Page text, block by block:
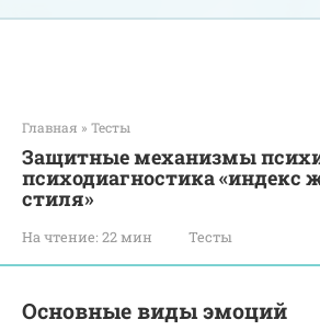
Главная » Тесты
Защитные механизмы
психодиагностика «индекс
стиля»
На чтение: 22 мин Тесты
Основные виды эмоций